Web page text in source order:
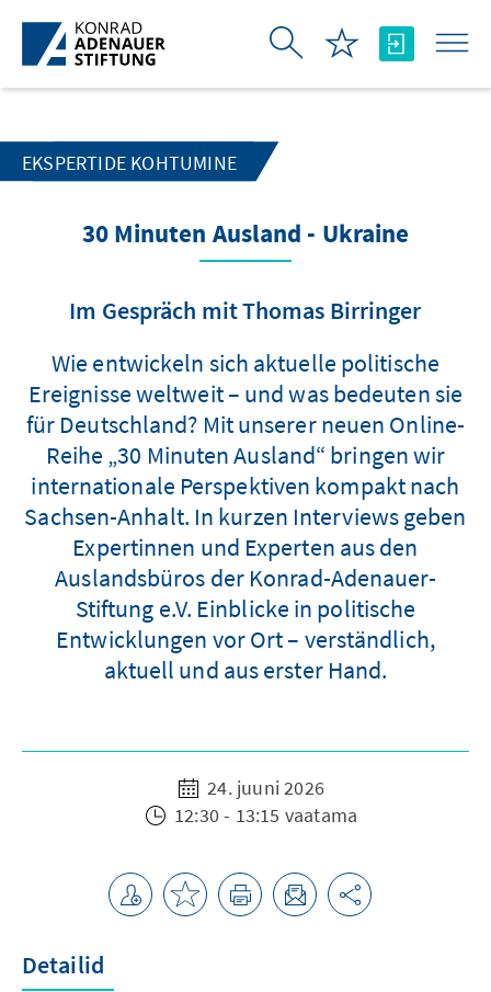
Skip to Main Content
EKSPERTIDE KOHTUMINE
30 Minuten Ausland - Ukraine
Im Gespräch mit Thomas Birringer
Wie entwickeln sich aktuelle politische
Ereignisse weltweit – und was bedeuten sie
für Deutschland? Mit unserer neuen Online-
Reihe „30 Minuten Ausland“ bringen wir
internationale Perspektiven kompakt nach
Sachsen-Anhalt. In kurzen Interviews geben
Expertinnen und Experten aus den
Auslandsbüros der Konrad-Adenauer-
Stiftung e.V. Einblicke in politische
Entwicklungen vor Ort – verständlich,
aktuell und aus erster Hand.
24. juuni 2026
12:30 - 13:15 vaatama
Detailid